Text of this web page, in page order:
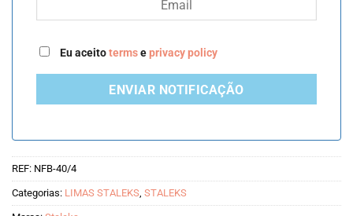
Eu aceitotermseprivacy policy
ENVIAR NOTIFICAÇÃO
REF: NFB-40/4
Categorias: LIMAS STALEKS, STALEKS